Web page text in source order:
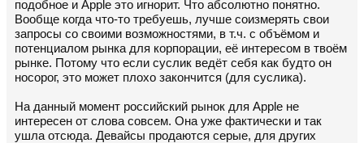
подобное и Apple это игнорит. Что абсолютно понятно.
Вообще когда что-то требуешь, лучше соизмерять свои
запросы со своими возможностями, в т.ч. с объёмом и
потенциалом рынка для корпорации, её интересом в твоём
рынке. Потому что если суслик ведёт себя как будто он
носорог, это может плохо закончится (для суслика).
На данный момент российский рынок для Apple не
интересен от слова совсем. Она уже фактически и так
ушла отсюда. Девайсы продаются серые, для других